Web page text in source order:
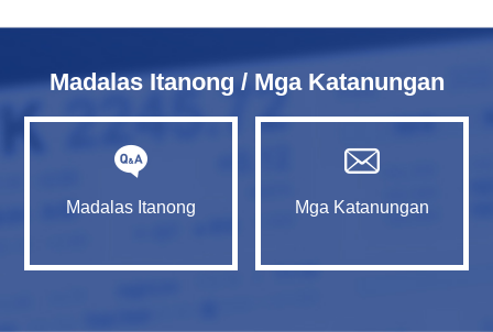
Madalas Itanong / Mga Katanungan
Madalas Itanong Mga Katanungan